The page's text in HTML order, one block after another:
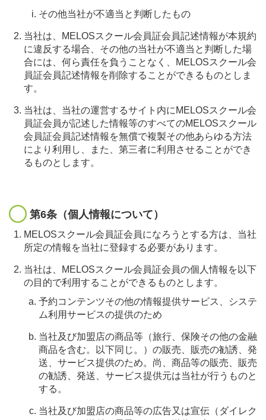
その他当社が不適当と判断したもの
当社は、MELOSスクール会員証会員記述情報が本規約
に違反する場合、その他の当社が不適当と判断した場
合には、何ら責任を負うことなく、MELOSスクール会
員証会員記述情報を削除することができるものとしま
す。
当社は、当社の運営するサイト内にMELOSスクール会
員証会員が記述した情報等のすべてのMELOSスクール
会員証会員記述情報を無償で複製その他あらゆる方法
により利用し、また、第三者に利用させることができ
るものとします。
第6条（個人情報について）
MELOSスクール会員証会員になろうとする方は、当社
所定の情報を当社に登録する必要があります。
当社は、MELOSスクール会員証会員の個人情報を以下
の目的で利用することができるものとします。
予約コンテンツその他の情報提供サービス、システ
ム利用サービスの提供のため
当社及び加盟店の商品等（旅行、保険その他の金融
商品を含む。以下同じ。）の販売、販売の勧誘、発
送、サービス提供のため。尚、商品等の販売、販売
の勧誘、発送、サービス提供元は当社が行うものと
する。
当社及び加盟店の商品等の広告又は宣伝（ダイレク